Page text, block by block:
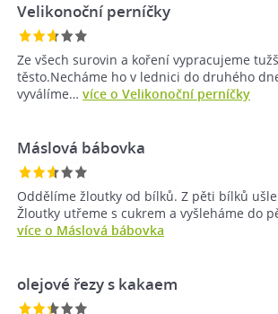
Velikonoční perníčky
Ze všech surovin a koření vypracujeme
těsto.Necháme ho v lednici do druhého
vyválíme… více o Velikonoční perníčky
Máslová bábovka
Oddělíme žloutky od bílků. Z pěti bílků
Žloutky utřeme s cukrem a vyšleháme do
více o Máslová bábovka
olejové řezy s kakaem